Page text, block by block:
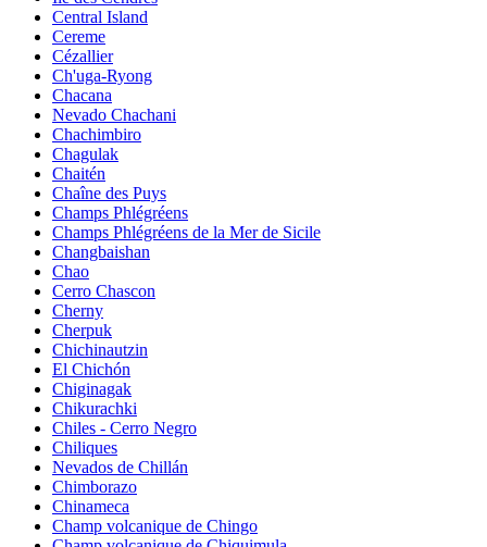
Central Island
Cereme
Cézallier
Ch'uga-Ryong
Chacana
Nevado Chachani
Chachimbiro
Chagulak
Chaitén
Chaîne des Puys
Champs Phlégréens
Champs Phlégréens de la Mer de Sicile
Changbaishan
Chao
Cerro Chascon
Cherny
Cherpuk
Chichinautzin
El Chichón
Chiginagak
Chikurachki
Chiles - Cerro Negro
Chiliques
Nevados de Chillán
Chimborazo
Chinameca
Champ volcanique de Chingo